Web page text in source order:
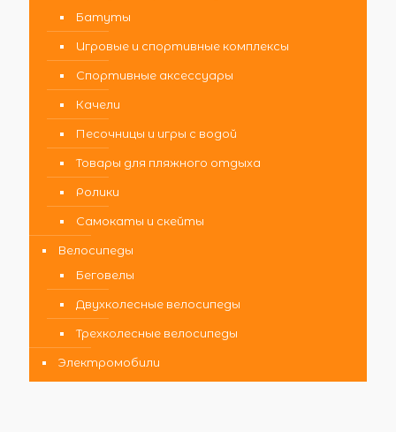
Батуты
Игровые и спортивные комплексы
Спортивные аксессуары
Качели
Песочницы и игры с водой
Товары для пляжного отдыха
Ролики
Самокаты и скейты
Велосипеды
Беговелы
Двухколесные велосипеды
Трехколесные велосипеды
Электромобили